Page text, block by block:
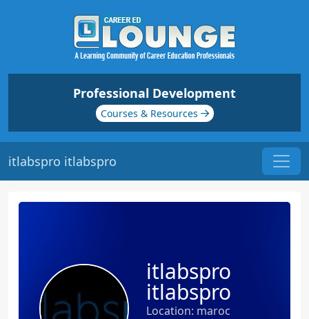
Professional Development
Courses & Resources
itlabspro itlabspro
itlabspro
itlabspro
Location: maroc